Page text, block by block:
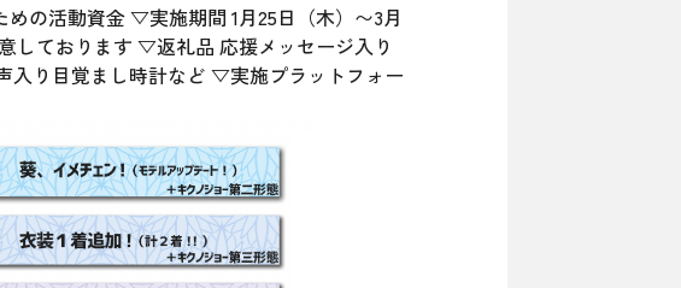
の活動資金 ▽実施期間 1月25日（木）〜3月
しております ▽返礼品 応援メッセージ入り
入り目覚まし時計など ▽実施プラットフォー